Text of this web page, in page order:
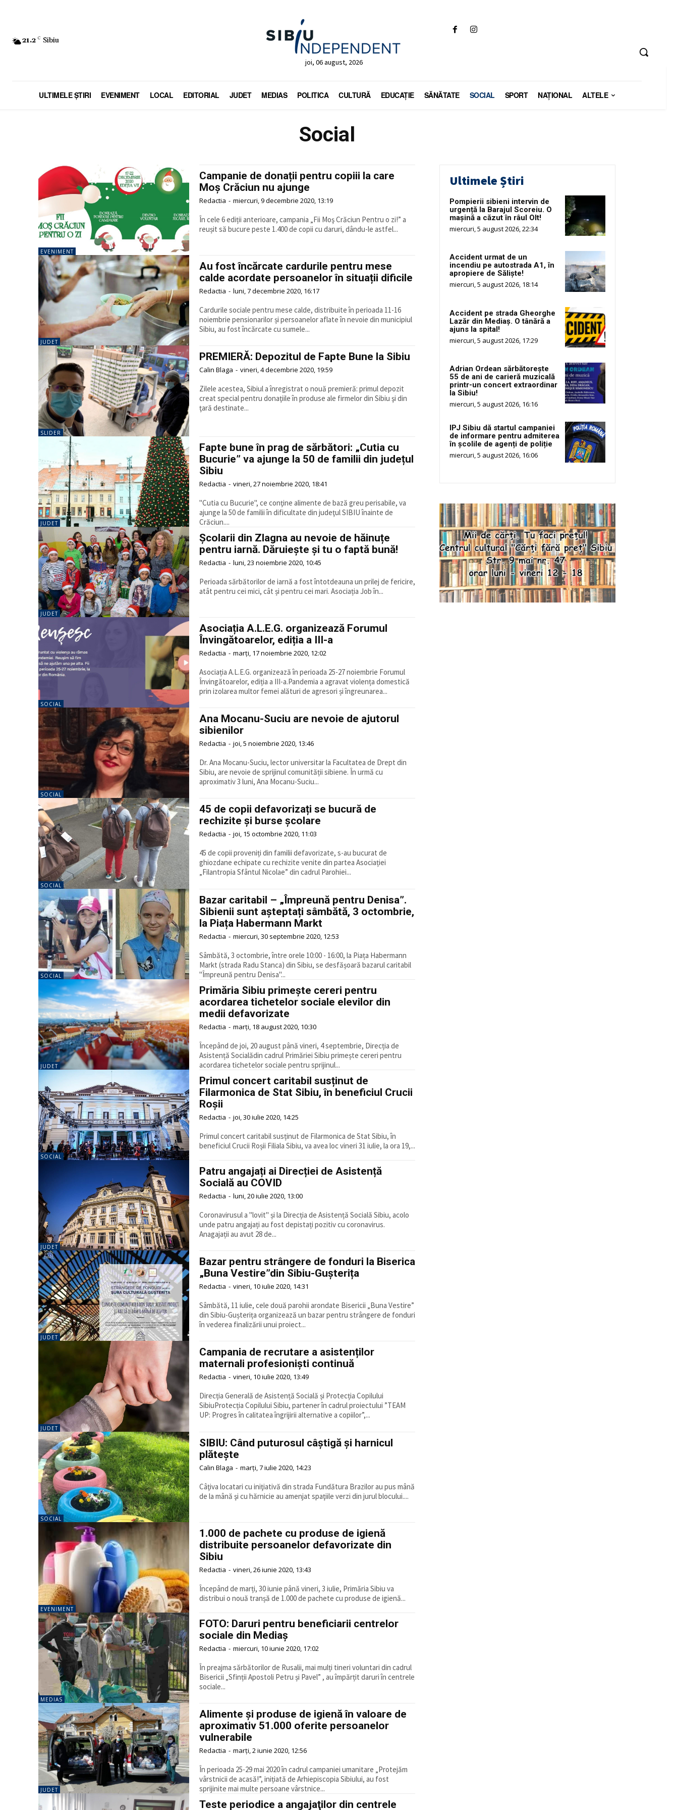
21.2 C Sibiu
joi, 06 august, 2026
ULTIMELE ŞTIRI EVENIMENT LOCAL EDITORIAL JUDET MEDIAS POLITICA CULTURĂ EDUCAŢIE SĂNĂTATE SOCIAL SPORT NAŢIONAL ALTELE
Social
EVENIMENT
Campanie de donații pentru copiii la care
Moș Crăciun nu ajunge
Redactia - miercuri, 9 decembrie 2020, 13:19
În cele 6 ediții anterioare, campania „Fii Moş Crăciun Pentru o zi!” a
reușit să bucure peste 1.400 de copii cu daruri, dându-le astfel...
JUDET
Au fost încărcate cardurile pentru mese
calde acordate persoanelor în situații dificile
Redactia - luni, 7 decembrie 2020, 16:17
Cardurile sociale pentru mese calde, distribuite în perioada 11-16
noiembrie pensionarilor și persoanelor aflate în nevoie din municipiul
Sibiu, au fost încărcate cu sumele...
SLIDER
PREMIERĂ: Depozitul de Fapte Bune la Sibiu
Calin Blaga - vineri, 4 decembrie 2020, 19:59
Zilele acestea, Sibiul a înregistrat o nouă premieră: primul depozit
creat special pentru donaţiile în produse ale firmelor din Sibiu şi din
ţară destinate...
JUDET
Fapte bune în prag de sărbători: „Cutia cu
Bucurie” va ajunge la 50 de familii din județul
Sibiu
Redactia - vineri, 27 noiembrie 2020, 18:41
"Cutia cu Bucurie", ce conţine alimente de bază greu perisabile, va
ajunge la 50 de familii în dificultate din judeţul SIBIU înainte de
Crăciun....
JUDET
Școlarii din Zlagna au nevoie de hăinuțe
pentru iarnă. Dăruiește și tu o faptă bună!
Redactia - luni, 23 noiembrie 2020, 10:45
Perioada sărbătorilor de iarnă a fost întotdeauna un prilej de fericire,
atât pentru cei mici, cât și pentru cei mari. Asociația Job în...
SOCIAL
Asociația A.L.E.G. organizează Forumul
Învingătoarelor, ediția a III-a
Redactia - marți, 17 noiembrie 2020, 12:02
Asociația A.L.E.G. organizează în perioada 25-27 noiembrie Forumul
Învingătoarelor, ediția a III-a.Pandemia a agravat violența domestică
prin izolarea multor femei alături de agresori și îngreunarea...
SOCIAL
Ana Mocanu-Suciu are nevoie de ajutorul
sibienilor
Redactia - joi, 5 noiembrie 2020, 13:46
Dr. Ana Mocanu-Suciu, lector universitar la Facultatea de Drept din
Sibiu, are nevoie de sprijinul comunității sibiene. În urmă cu
aproximativ 3 luni, Ana Mocanu-Suciu...
SOCIAL
45 de copii defavorizați se bucură de
rechizite și burse școlare
Redactia - joi, 15 octombrie 2020, 11:03
45 de copii proveniți din familii defavorizate, s-au bucurat de
ghiozdane echipate cu rechizite venite din partea Asociației
„Filantropia Sfântul Nicolae” din cadrul Parohiei...
SOCIAL
Bazar caritabil – „Împreună pentru Denisa”.
Sibienii sunt așteptați sâmbătă, 3 octombrie,
la Piața Habermann Markt
Redactia - miercuri, 30 septembrie 2020, 12:53
Sâmbătă, 3 octombrie, între orele 10:00 - 16:00, la Piața Habermann
Markt (strada Radu Stanca) din Sibiu, se desfășoară bazarul caritabil
"Împreună pentru Denisa"...
JUDET
Primăria Sibiu primește cereri pentru
acordarea tichetelor sociale elevilor din
medii defavorizate
Redactia - marți, 18 august 2020, 10:30
Începând de joi, 20 august până vineri, 4 septembrie, Direcția de
Asistență Socialădin cadrul Primăriei Sibiu primește cereri pentru
acordarea tichetelor sociale pentru sprijinul...
SOCIAL
Primul concert caritabil susținut de
Filarmonica de Stat Sibiu, în beneficiul Crucii
Roșii
Redactia - joi, 30 iulie 2020, 14:25
Primul concert caritabil susținut de Filarmonica de Stat Sibiu, în
beneficiul Crucii Roșii Filiala Sibiu, va avea loc vineri 31 iulie, la ora 19,...
JUDET
Patru angajați ai Direcției de Asistență
Socială au COVID
Redactia - luni, 20 iulie 2020, 13:00
Coronavirusul a "lovit" și la Direcția de Asistență Socială Sibiu, acolo
unde patru angajați au fost depistați pozitiv cu coronavirus.
Anagajații au avut 28 de...
JUDET
Bazar pentru strângere de fonduri la Biserica
„Buna Vestire”din Sibiu-Gușterița
Redactia - vineri, 10 iulie 2020, 14:31
Sâmbătă, 11 iulie, cele două parohii arondate Bisericii „Buna Vestire”
din Sibiu-Gușterița organizează un bazar pentru strângere de fonduri
în vederea finalizării unui proiect...
JUDET
Campania de recrutare a asistenților
maternali profesioniști continuă
Redactia - vineri, 10 iulie 2020, 13:49
Direcția Generală de Asistență Socială și Protecția Copilului
SibiuProtecția Copilului Sibiu, partener în cadrul proiectului ”TEAM
UP: Progres în calitatea îngrijirii alternative a copiilor”,...
SOCIAL
SIBIU: Când puturosul câştigă şi harnicul
plăteşte
Calin Blaga - marți, 7 iulie 2020, 14:23
Câţiva locatari cu iniţiativă din strada Fundătura Brazilor au pus mână
de la mână şi cu hărnicie au amenjat spaţiile verzi din jurul blocului....
EVENIMENT
1.000 de pachete cu produse de igienă
distribuite persoanelor defavorizate din
Sibiu
Redactia - vineri, 26 iunie 2020, 13:43
Începând de marți, 30 iunie până vineri, 3 iulie, Primăria Sibiu va
distribui o nouă tranșă de 1.000 de pachete cu produse de igienă...
MEDIAS
FOTO: Daruri pentru beneficiarii centrelor
sociale din Mediaș
Redactia - miercuri, 10 iunie 2020, 17:02
În preajma sărbătorilor de Rusalii, mai mulți tineri voluntari din cadrul
Bisericii „Sfinții Apostoli Petru și Pavel” , au împărțit daruri în centrele
sociale...
JUDET
Alimente și produse de igienă în valoare de
aproximativ 51.000 oferite persoanelor
vulnerabile
Redactia - marți, 2 iunie 2020, 12:56
În perioada 25-29 mai 2020 în cadrul campaniei umanitare „Protejăm
vârstnicii de acasă!”, inițiată de Arhiepiscopia Sibiului, au fost
sprijinite mai multe persoane vârstnice...
Teste periodice a angajaţilor din centrele
Ultimele Știri
Pompierii sibieni intervin de
urgență la Barajul Scoreiu. O
mașină a căzut în râul Olt!
miercuri, 5 august 2026, 22:34
Accident urmat de un
incendiu pe autostrada A1, în
apropiere de Săliște!
miercuri, 5 august 2026, 18:14
Accident pe strada Gheorghe
Lazăr din Mediaș. O tânără a
ajuns la spital!
miercuri, 5 august 2026, 17:29
Adrian Ordean sărbătorește
55 de ani de carieră muzicală
printr-un concert extraordinar
la Sibiu!
miercuri, 5 august 2026, 16:16
IPJ Sibiu dă startul campaniei
de informare pentru admiterea
în școlile de agenți de poliție
miercuri, 5 august 2026, 16:06